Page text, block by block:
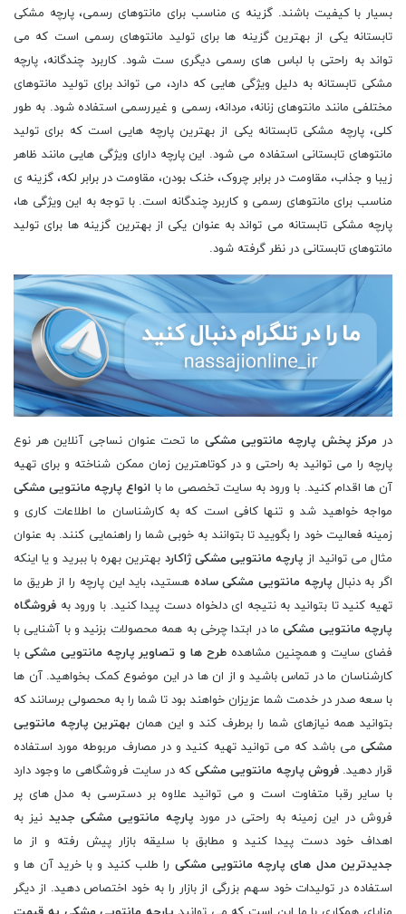
بسیار با کیفیت باشند. گزینه ی مناسب برای مانتوهای رسمی، پارچه مشکی
تابستانه یکی از بهترین گزینه ها برای تولید مانتوهای رسمی است که می
تواند به راحتی با لباس های رسمی دیگری ست شود. کاربرد چندگانه، پارچه
مشکی تابستانه به دلیل ویژگی هایی که دارد، می تواند برای تولید مانتوهای
مختلفی مانند مانتوهای زنانه، مردانه، رسمی و غیررسمی استفاده شود. به طور
کلی، پارچه مشکی تابستانه یکی از بهترین پارچه هایی است که برای تولید
مانتوهای تابستانی استفاده می شود. این پارچه دارای ویژگی هایی مانند ظاهر
زیبا و جذاب، مقاومت در برابر چروک، خنک بودن، مقاومت در برابر لکه، گزینه ی
مناسب برای مانتوهای رسمی و کاربرد چندگانه است. با توجه به این ویژگی ها،
پارچه مشکی تابستانه می تواند به عنوان یکی از بهترین گزینه ها برای تولید
مانتوهای تابستانی در نظر گرفته شود.
در مرکز پخش پارچه مانتویی مشکی ما تحت عنوان نساجی آنلاین هر نوع
پارچه را می توانید به راحتی و در کوتاهترین زمان ممکن شناخته و برای تهیه
آن ها اقدام کنید. با ورود به سایت تخصصی ما با انواع پارچه مانتویی مشکی
مواجه خواهید شد و تنها کافی است که به کارشناسان ما اطلاعات کاری و
زمینه فعالیت خود را بگویید تا بتوانند به خوبی شما را راهنمایی کنند. به عنوان
مثال می توانید از پارچه مانتویی مشکی ژاکارد بهترین بهره با ببرید و یا اینکه
اگر به دنبال پارچه مانتویی مشکی ساده هستید، باید این پارچه را از طریق ما
تهیه کنید تا بتوانید به نتیجه ای دلخواه دست پیدا کنید. با ورود به فروشگاه
پارچه مانتویی مشکیما در ابتدا چرخی به همه محصولات بزنید و با آشنایی با
فضای سایت و همچنین مشاهدهطرح ها و تصاویر پارچه مانتویی مشکی با
کارشناسان ما در تماس باشید و از ان ها در این موضوع کمک بخواهید. آن ها
با سعه صدر در خدمت شما عزیزان خواهند بود تا شما را به محصولی برسانند که
بتوانید همه نیازهای شما را برطرف کند و این همان بهترین پارچه مانتویی
مشکی می باشد که می توانید تهیه کنید و در مصارف مربوطه مورد استفاده
قرار دهید.فروش پارچه مانتویی مشکیکه در سایت فروشگاهی ما وجود دارد
با سایر رقبا متفاوت است و می توانید علاوه بر دسترسی به مدل های پر
فروش در این زمینه به راحتی در مورد پارچه مانتویی مشکی جدید نیز به
اهداف خود دست پیدا کنید و مطابق با سلیقه بازار پیش رفته و از ما
جدیدترین مدل های پارچه مانتویی مشکی را طلب کنید و با خرید آن ها و
استفاده در تولیدات خود سهم بزرگی از بازار را به خود اختصاص دهید. از دیگر